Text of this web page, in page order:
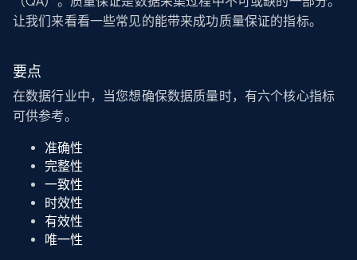
让我们来看看一些常见的能带来成功质量保证的指标。
要点
在数据行业中，当您想确保数据质量时，有六个核心指标
可供参考。
准确性
完整性
一致性
时效性
有效性
唯一性